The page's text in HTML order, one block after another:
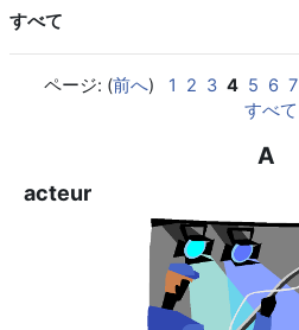
すべて
ページ: (前へ) 1 2 3 4 5 6 7
すべて
A
acteur